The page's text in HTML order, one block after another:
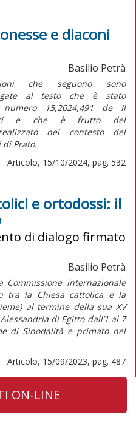
e diaconi
Basilio Petrà
che seguono sono
al testo che è stato
15,2024,491 de Il
e che è frutto del
nel contesto del
Prato.
Articolo, 15/10/2024, pag. 532
e ortodossi: il
di dialogo firmato
Basilio Petrà
internazionale
tra la Chiesa cattolica e la
al termine della sua XV
di Egitto dall’1 al 7
di Sinodalità e primato nel
Articolo, 15/09/2023, pag. 487
ON-LINE